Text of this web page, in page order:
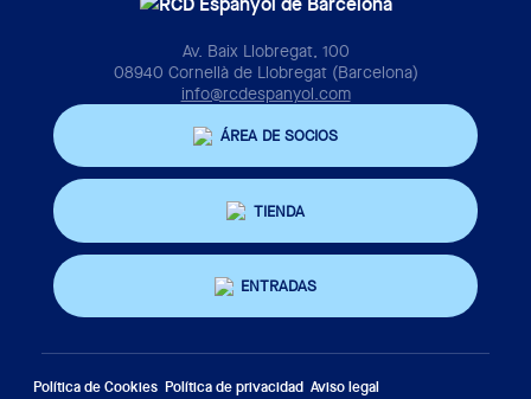
Av. Baix Llobregat, 100
08940 Cornellà de Llobregat (Barcelona)
info@rcdespanyol.com
ÁREA DE SOCIOS
TIENDA
ENTRADAS
Política de Cookies Política de privacidad Aviso legal